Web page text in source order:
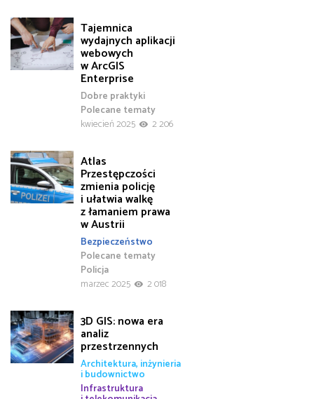
Tajemnica
wydajnych aplikacji
webowych
w ArcGIS
Enterprise
Dobre praktyki
Polecane tematy
kwiecień 2025
2 206
Atlas
Przestępczości
zmienia policję
i ułatwia walkę
z łamaniem prawa
w Austrii
Bezpieczeństwo
Polecane tematy
Policja
marzec 2025
2 018
3D GIS: nowa era
analiz
przestrzennych
Architektura, inżynieria
i budownictwo
Infrastruktura